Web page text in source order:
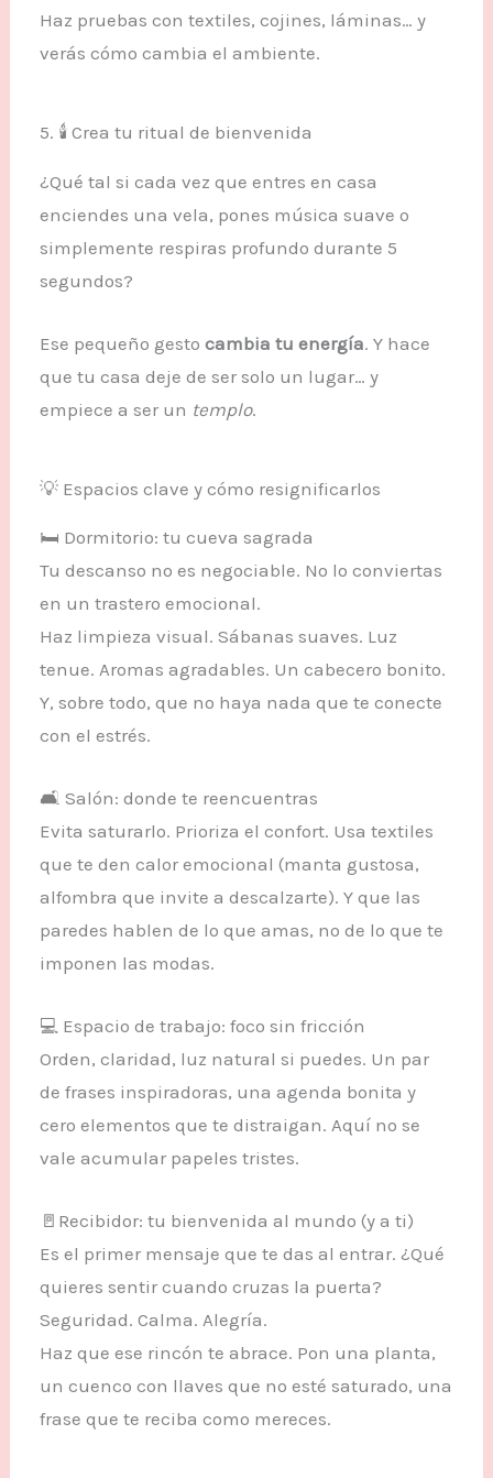
Haz pruebas con textiles, cojines, láminas… y
verás cómo cambia el ambiente.
5. 🕯️ Crea tu ritual de bienvenida
¿Qué tal si cada vez que entres en casa
enciendes una vela, pones música suave o
simplemente respiras profundo durante 5
segundos?
Ese pequeño gestocambia tu energía. Y hace
que tu casa deje de ser solo un lugar… y
empiece a ser un templo.
💡 Espacios clave y cómo resignificarlos
🛏 Dormitorio: tu cueva sagrada
Tu descanso no es negociable. No lo conviertas
en un trastero emocional.
Haz limpieza visual. Sábanas suaves. Luz
tenue. Aromas agradables. Un cabecero bonito.
Y, sobre todo, que no haya nada que te conecte
con el estrés.
🛋 Salón: donde te reencuentras
Evita saturarlo. Prioriza el confort. Usa textiles
que te den calor emocional (manta gustosa,
alfombra que invite a descalzarte). Y que las
paredes hablen de lo que amas, no de lo que te
imponen las modas.
💻 Espacio de trabajo: foco sin fricción
Orden, claridad, luz natural si puedes. Un par
de frases inspiradoras, una agenda bonita y
cero elementos que te distraigan. Aquí no se
vale acumular papeles tristes.
🚪Recibidor: tu bienvenida al mundo (y a ti)
Es el primer mensaje que te das al entrar. ¿Qué
quieres sentir cuando cruzas la puerta?
Seguridad. Calma. Alegría.
Haz que ese rincón te abrace. Pon una planta,
un cuenco con llaves que no esté saturado, una
frase que te reciba como mereces.